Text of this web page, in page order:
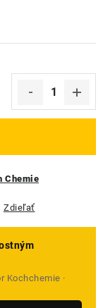
Chemie
Zdieľať
Kochchemie ·